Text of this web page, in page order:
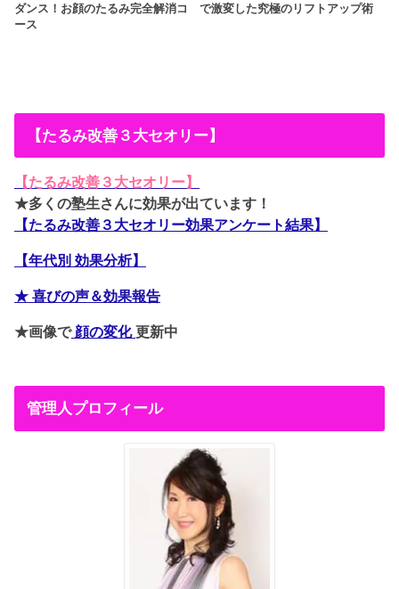
ダンス！お顔のたるみ完全解消コ
ース
で激変した究極のリフトアップ術
【たるみ改善３大セオリー】
【たるみ改善３大セオリー】
★多くの塾生さんに効果が出ています！
【たるみ改善３大セオリー効果アンケート結果】
【年代別 効果分析】
★ 喜びの声＆効果報告
★画像で顔の変化 更新中
管理人プロフィール